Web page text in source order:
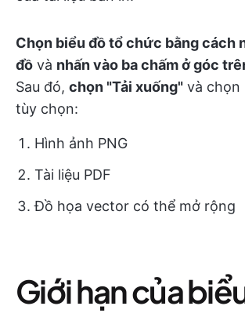
Chọn biểu đồ tổ chức bằng cách
đồ và nhấn vào ba chấm ở góc
Sau đó, chọn "Tải xuống" và chọn
tùy chọn:
Hình ảnh PNG
Tài liệu PDF
Đồ họa vector có thể mở rộng
Giới hạn của